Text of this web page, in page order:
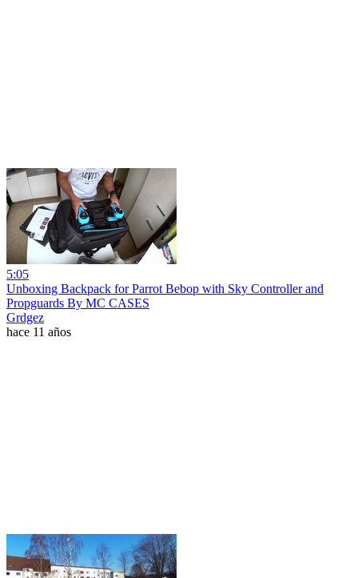
5:05
Unboxing Backpack for Parrot Bebop with Sky Controller and
Propguards By MC CASES
Grdgez
hace 11 años